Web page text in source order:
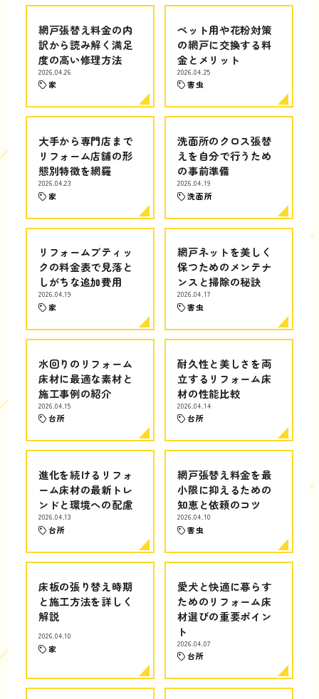
網戸張替え料金の内
訳から読み解く満足
度の高い修理方法
2026.04.26
家
ペット用や花粉対策
の網戸に交換する料
金とメリット
2026.04.25
害虫
大手から専門店まで
リフォーム店舗の形
態別特徴を網羅
2026.04.23
家
洗面所のクロス張替
えを自分で行うため
の事前準備
2026.04.19
洗面所
リフォームブティッ
クの料金表で見落と
しがちな追加費用
2026.04.19
家
網戸ネットを美しく
保つためのメンテナ
ンスと掃除の秘訣
2026.04.17
害虫
水回りのリフォーム
床材に最適な素材と
施工事例の紹介
2026.04.15
台所
耐久性と美しさを両
立するリフォーム床
材の性能比較
2026.04.14
台所
進化を続けるリフォ
ーム床材の最新トレ
ンドと環境への配慮
2026.04.13
台所
網戸張替え料金を最
小限に抑えるための
知恵と依頼のコツ
2026.04.10
害虫
床板の張り替え時期
と施工方法を詳しく
解説
2026.04.10
家
愛犬と快適に暮らす
ためのリフォーム床
材選びの重要ポイン
ト
2026.04.07
台所